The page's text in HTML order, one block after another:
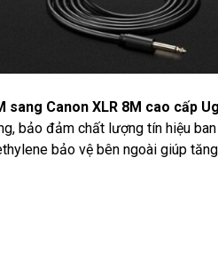
sang Canon XLR 8M cao cấp
bảo đảm chất lượng tín hiệu
bảo vệ bên ngoài giúp